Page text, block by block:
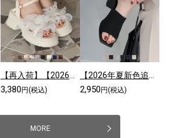
3,380円(税込) 2,950円(税込)
MORE